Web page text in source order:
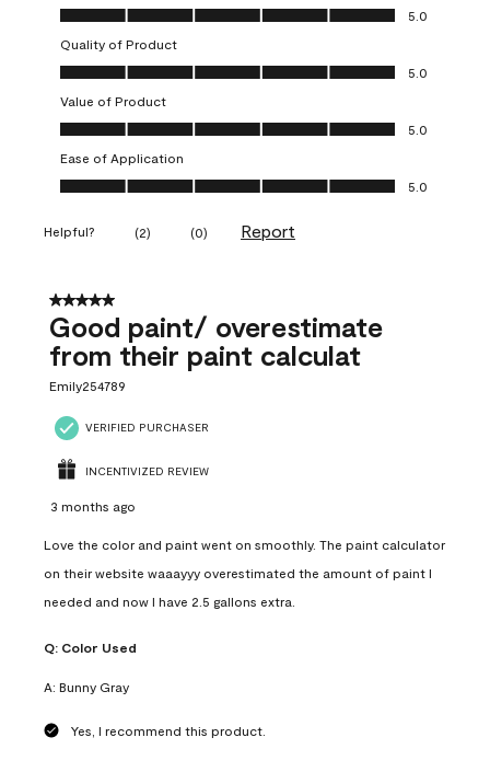
Overall Appearance, 5.0 out of 5
5.0
Quality of Product
Quality of Product, 5.0 out of 5
5.0
Value of Product
Value of Product, 5.0 out of 5
5.0
Ease of Application
Ease of Application, 5.0 out of 5
5.0
Helpful? (2) (0) Report
5 out of 5 stars.
Good paint/ overestimate
from their paint calculat
Emily254789
VERIFIED PURCHASER
INCENTIVIZED REVIEW
3 months ago
Love the color and paint went on smoothly. The paint calculator
on their website waaayyy overestimated the amount of paint I
needed and now I have 2.5 gallons extra.
Q: Color Used
A: Bunny Gray
Yes, I recommend this product.